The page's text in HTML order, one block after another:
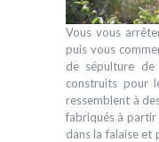
Vous vous
puis vous
de sépulture
construits pour
ressemblent à
fabriqués à partir
dans la falaise et